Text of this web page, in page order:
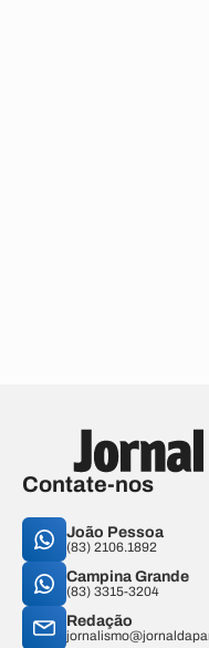
Contate-nos
João Pessoa
(83) 2106.1892
Campina Grande
(83) 3315-3204
Redação